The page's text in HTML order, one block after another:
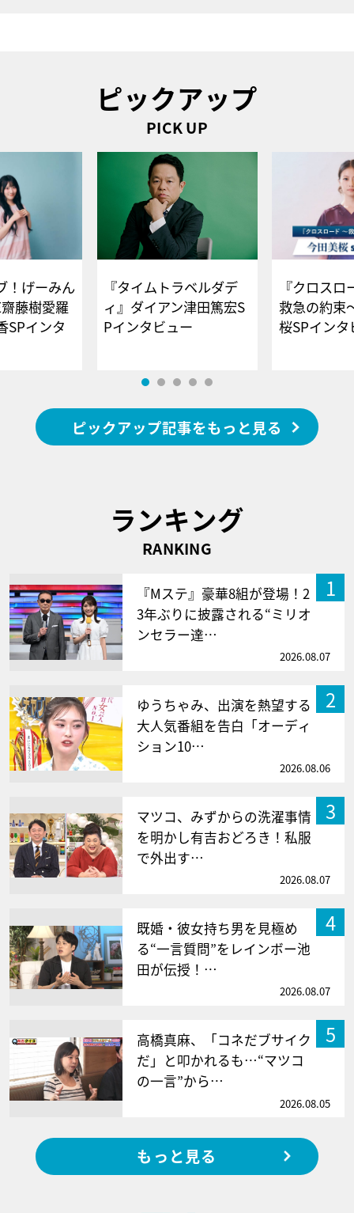
ピックアップ
PICK UP
！げーみん
藤樹愛羅
SPインタ
『タイムトラベルダデ
ィ』ダイアン津田篤宏S
Pインタビュー
『クロス
救急の約束
桜SPイ
ピックアップ記事をもっと見る
ランキング
RANKING
1
『Mステ』豪華8組が登場！2
3年ぶりに披露される“ミリオ
ンセラー達…
2026.08.07
2
ゆうちゃみ、出演を熱望する
大人気番組を告白「オーディ
ション10…
2026.08.06
3
マツコ、みずからの洗濯事情
を明かし有吉おどろき！私服
で外出す…
2026.08.07
4
既婚・彼女持ち男を見極め
る“一言質問”をレインボー池
田が伝授！…
2026.08.07
5
高橋真麻、「コネだブサイク
だ」と叩かれるも…“マツコ
の一言”から…
2026.08.05
もっと見る